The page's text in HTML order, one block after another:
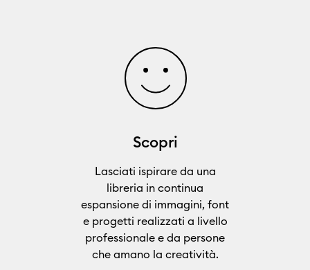
Scopri
Lasciati ispirare da una
libreria in continua
espansione di immagini, font
e progetti realizzati a livello
professionale e da persone
che amano la creatività.